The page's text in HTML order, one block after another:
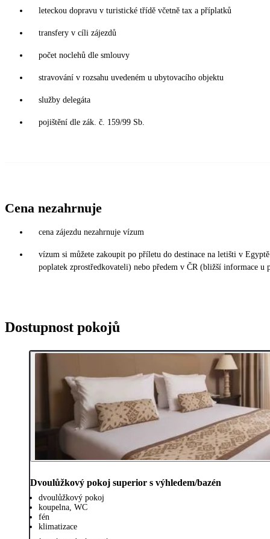
leteckou dopravu v turistické třídě včetně tax a příplatků
transfery v cíli zájezdů
počet noclehů dle smlouvy
stravování v rozsahu uvedeném u ubytovacího objektu
služby delegáta
pojištění dle zák. č. 159/99 Sb.
Cena nezahrnuje
cena zájezdu nezahrnuje vízum
vízum si můžete zakoupit po příletu do destinace na letišti v
poplatek zprostředkovateli) nebo předem v ČR (bližší informace u
Dostupnost pokojů
Dvoulůžkový pokoj superior s výhledem/bazén
dvoulůžkový pokoj
koupelna, WC
fén
klimatizace